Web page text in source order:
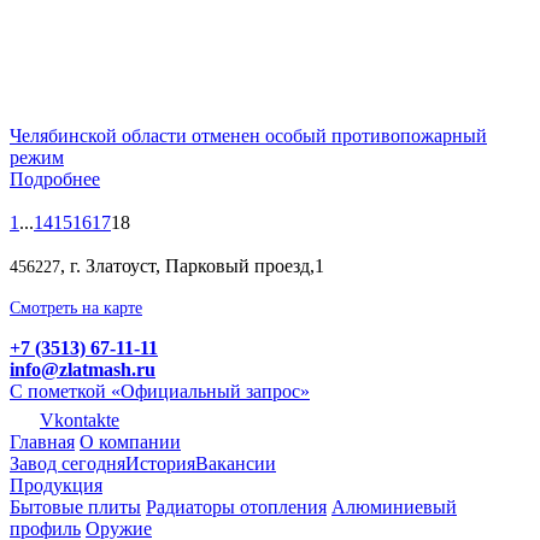
Челябинской области отменен особый противопожарный
режим
Подробнее
1 ...1415161718
456227, г. Златоуст, Парковый проезд,1
Смотреть на карте
+7 (3513) 67-11-11
info@zlatmash.ru
С пометкой «Официальный запрос»
Vkontakte
Главная О компании
Завод сегодняИсторияВакансии
Продукция
Бытовые плиты Радиаторы отопления Алюминиевый
профиль Оружие